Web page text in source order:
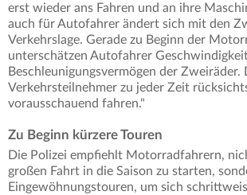
erst wieder ans Fahren und an ihre
auch für Autofahrer ändert sich mit den
Verkehrslage. Gerade zu Beginn der
unterschätzen Autofahrer
Beschleunigungsvermögen der Zweiräder.
Verkehrsteilnehmer zu jeder Zeit
vorausschauend fahren."
Zu Beginn kürzere Touren
Die Polizei empfiehlt Motorradfahrern,
großen Fahrt in die Saison zu starten,
Eingewöhnungstouren, um sich